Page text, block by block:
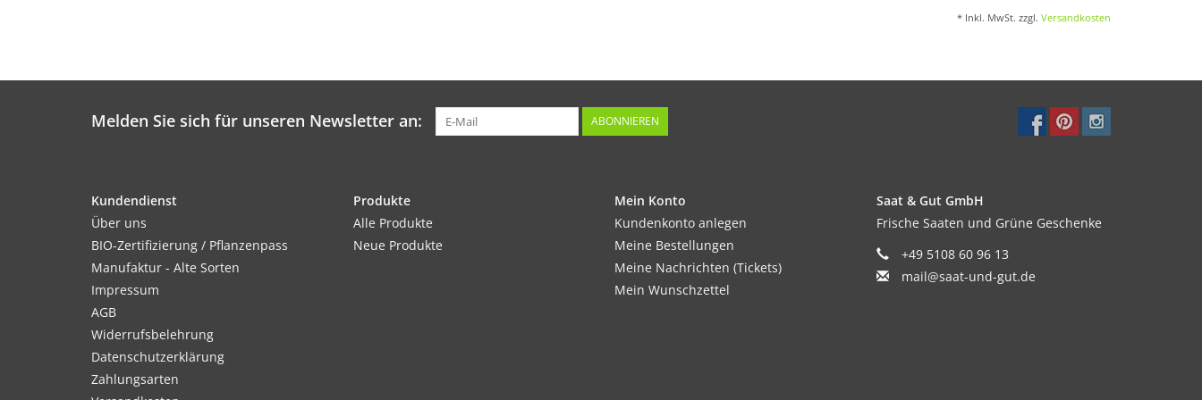
* Inkl. MwSt. zzgl. Versandkosten
Melden Sie sich für unseren Newsletter an: ABONNIEREN
Kundendienst
Über uns
BIO-Zertifizierung / Pflanzenpass
Manufaktur - Alte Sorten
Impressum
AGB
Widerrufsbelehrung
Datenschutzerklärung
Zahlungsarten
Produkte
Alle Produkte
Neue Produkte
Mein Konto
Kundenkonto anlegen
Meine Bestellungen
Meine Nachrichten (Tickets)
Mein Wunschzettel
Saat & Gut GmbH
Frische Saaten und Grüne Geschenke
+49 5108 60 96 13
mail@saat-und-gut.de